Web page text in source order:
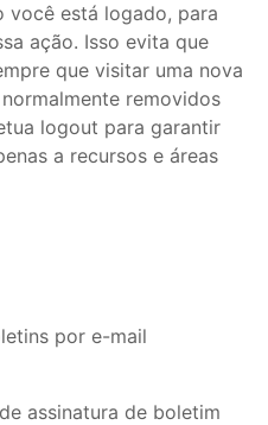
você está logado, para
ação. Isso evita que
que visitar uma nova
removidos
logout para garantir
a recursos e áreas
por e-mail
assinatura de boletim